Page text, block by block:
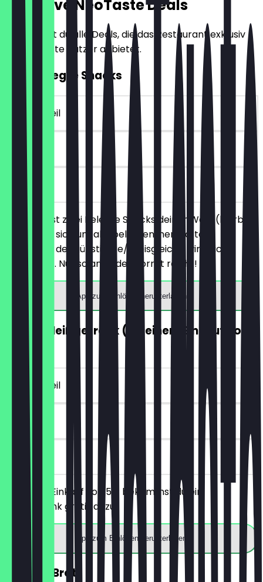
Exklusive NeoTaste Deals
Hier findest du alle Deals, die das Restaurant exklusiv
für NeoTaste Nutzer anbietet.
2für1 Belegte Snacks
~4 € Vorteil
30 Tage
vor Ort
Du bestellst zwei Belegte Snacks deiner Wahl (hierbei
handelt es sich um alle belegten, herzhaften
Produkte), der günstigere/preisgleiche wird nicht
berechnet. Nur solange der Vorrat reicht!
App zum Einlösen herunterladen
GRATIS Heißgetränk (ab einem Einkauf von
~4 € Vorteil
vor Ort
Ab einem Einkauf von 5€ bekommst du ein
Heißgetränk gratis dazu.
App zum Einlösen herunterladen
30% auf Brot